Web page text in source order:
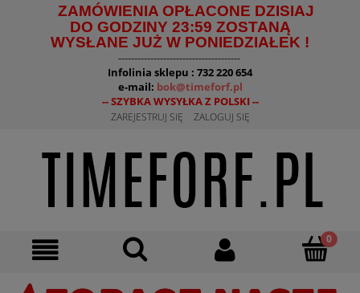
ZAMÓWIENIA OPŁACONE DZISIAJ
DO GODZINY 23:59 ZOSTANĄ
WYSŁANE JUŻ W PONIEDZIAŁEK !
--------------------------------------
Infolinia sklepu : 732 220 654
e-mail: bok@timeforf.pl
-- SZYBKA WYSYŁKA Z POLSKI --
ZAREJESTRUJ SIĘ ZALOGUJ SIĘ